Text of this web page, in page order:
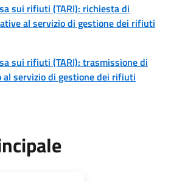
sui rifiuti (TARI): richiesta di
al servizio di gestione dei rifiuti
sui rifiuti (TARI): trasmissione di
al servizio di gestione dei rifiuti